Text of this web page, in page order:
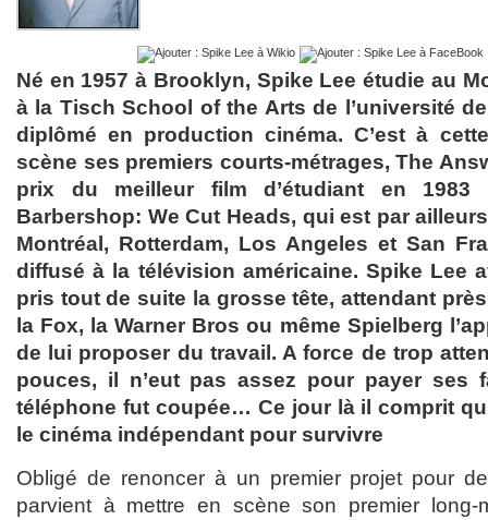
Né en 1957 à Brooklyn, Spike Lee étudie au
à la Tisch School of the Arts de l’université
diplômé en production cinéma. C’est à
scène ses premiers courts-métrages, The
prix du meilleur film d’étudiant en 1983
Barbershop: We Cut Heads, qui est par
Montréal, Rotterdam, Los Angeles et San
diffusé à la télévision américaine. Spike Lee
pris tout de suite la grosse tête, attendant
la Fox, la Warner Bros ou même Spielberg
de lui proposer du travail. A force de trop
pouces, il n’eut pas assez pour payer ses
téléphone fut coupée… Ce jour là il comprit
le cinéma indépendant pour survivre
Obligé de renoncer à un premier projet pour
parvient à mettre en scène son premier